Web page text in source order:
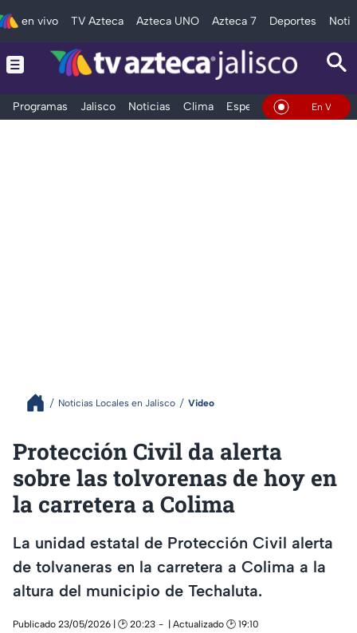
en vivo TV Azteca Azteca UNO Azteca 7 Deportes
Programas Jalisco Noticias Clima Espectáculos Deportes
En Vivo
Noticias Locales en Jalisco Video
Protección Civil da alerta
sobre las tolvorenas de hoy en
la carretera a Colima
La unidad estatal de Protección Civil alerta
de tolvaneras en la carretera a Colima a la
altura del municipio de Techaluta.
Publicado 23/05/2026 | 🕑 20:23
| Actualizado 🕑 19:10